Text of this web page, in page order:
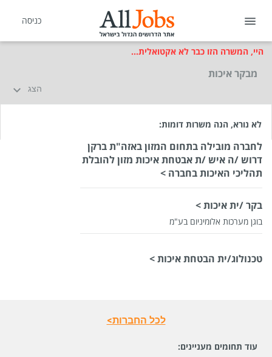
כניסה
היי, המשרה הזו כבר לא אקטואלית...
מבקר איכות
הצג
לא נורא, הנה משרות דומות:
לחברה מובילה בתחום המזון באזה"ת ברקן
דרוש /ה איש /ת אבטחת איכות מזון להובלת
תהליכי האיכות בחברה >
בקר /ית איכות >
בוגן מערכות אלומיניום בע"מ
טכנולוג/ית הבטחת איכות >
לכל החברות>
עוד תחומים מעניינים: